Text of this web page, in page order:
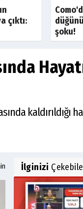
Son Dakika
çıktı:
şoku!
kaldırıldığı
İlginizi